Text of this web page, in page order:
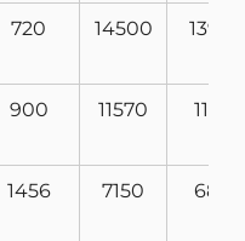
720 14500 13900
900 11570 11100
1456 7150 6870